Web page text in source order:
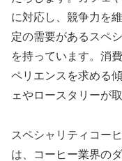
に対応し、競争力を
定の需要があるスペ
を持っています。消
ペリエンスを求める
ェやロースタリーが
スペシャリティコー
は、コーヒー業界の